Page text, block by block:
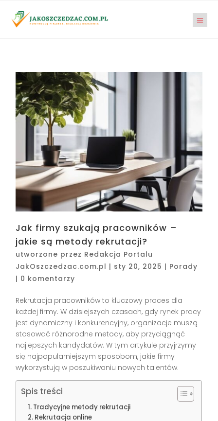
Jak firmy szukają pracowników –
jakie są metody rekrutacji?
utworzone przez Redakcja Portalu
JakOszczedzac.com.pl | sty 20, 2025 | Porady
| 0 komentarzy
Rekrutacja pracowników to kluczowy proces dla
każdej firmy. W dzisiejszych czasach, gdy rynek pracy
jest dynamiczny i konkurencyjny, organizacje muszą
stosować różnorodne metody, aby przyciągnąć
najlepszych kandydatów. W tym artykule przyjrzymy
się najpopularniejszym sposobom, jakie firmy
wykorzystują w poszukiwaniu nowych talentów.
Spis treści
Tradycyjne metody rekrutacji
Rekrutacja online